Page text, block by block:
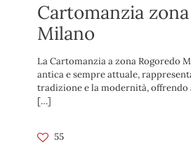
Cartomanzia
Milano
La Cartomanzia a zona Rogoredo
antica e sempre attuale,
tradizione e la modernità,
[…]
55